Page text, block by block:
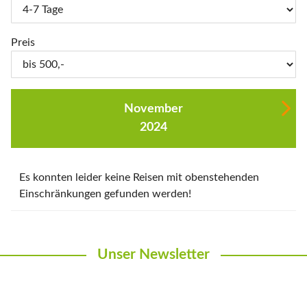
Preis
November
2024
Es konnten leider keine Reisen mit obenstehenden
Einschränkungen gefunden werden!
Unser Newsletter